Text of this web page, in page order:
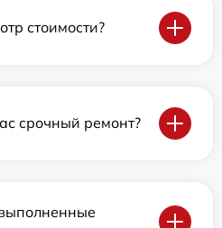
стоимости?
срочный ремонт?